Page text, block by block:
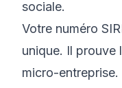
sociale.
Votre numéro
unique. Il prouve
micro-